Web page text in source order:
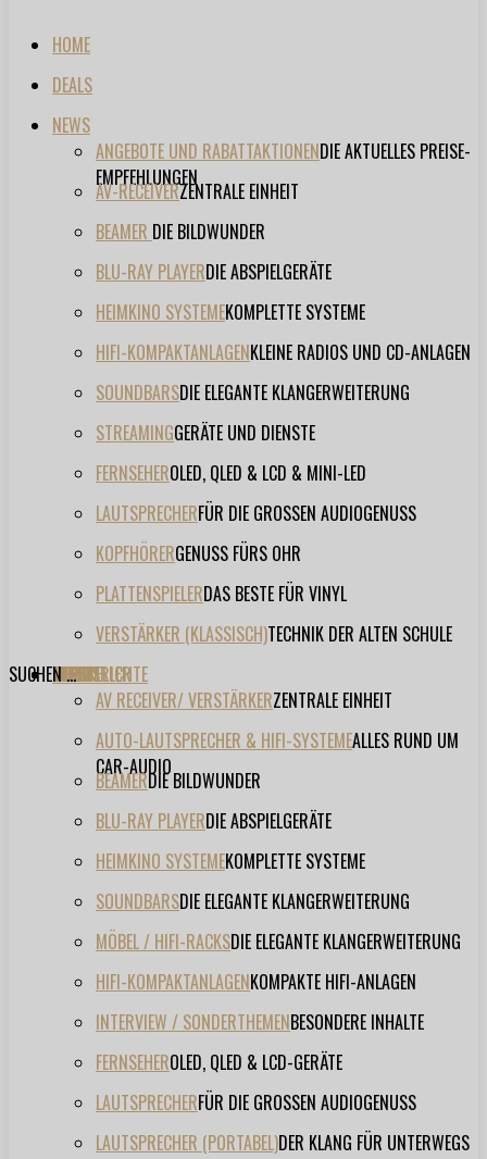
HOME
DEALS
NEWS
ANGEBOTE UND RABATTAKTIONENDIE AKTUELLES PREISE-
EMPFEHLUNGEN
AV-RECEIVERZENTRALE EINHEIT
BEAMER DIE BILDWUNDER
BLU-RAY PLAYERDIE ABSPIELGERÄTE
HEIMKINO SYSTEMEKOMPLETTE SYSTEME
HIFI-KOMPAKTANLAGENKLEINE RADIOS UND CD-ANLAGEN
SOUNDBARSDIE ELEGANTE KLANGERWEITERUNG
STREAMINGGERÄTE UND DIENSTE
FERNSEHEROLED, QLED & LCD & MINI-LED
LAUTSPRECHERFÜR DIE GROSSEN AUDIOGENUSS
KOPFHÖRERGENUSS FÜRS OHR
PLATTENSPIELERDAS BESTE FÜR VINYL
VERSTÄRKER (KLASSISCH)TECHNIK DER ALTEN SCHULE
TESTBERICHTE
AV RECEIVER/ VERSTÄRKERZENTRALE EINHEIT
AUTO-LAUTSPRECHER & HIFI-SYSTEMEALLES RUND UM
CAR-AUDIO
BEAMERDIE BILDWUNDER
BLU-RAY PLAYERDIE ABSPIELGERÄTE
HEIMKINO SYSTEMEKOMPLETTE SYSTEME
SOUNDBARSDIE ELEGANTE KLANGERWEITERUNG
MÖBEL / HIFI-RACKSDIE ELEGANTE KLANGERWEITERUNG
HIFI-KOMPAKTANLAGENKOMPAKTE HIFI-ANLAGEN
INTERVIEW / SONDERTHEMENBESONDERE INHALTE
FERNSEHEROLED, QLED & LCD-GERÄTE
LAUTSPRECHERFÜR DIE GROSSEN AUDIOGENUSS
LAUTSPRECHER (PORTABEL)DER KLANG FÜR UNTERWEGS
FORUM
FILME
VIDEOS
HERSTELLER
EVENT
SUCHEN ...